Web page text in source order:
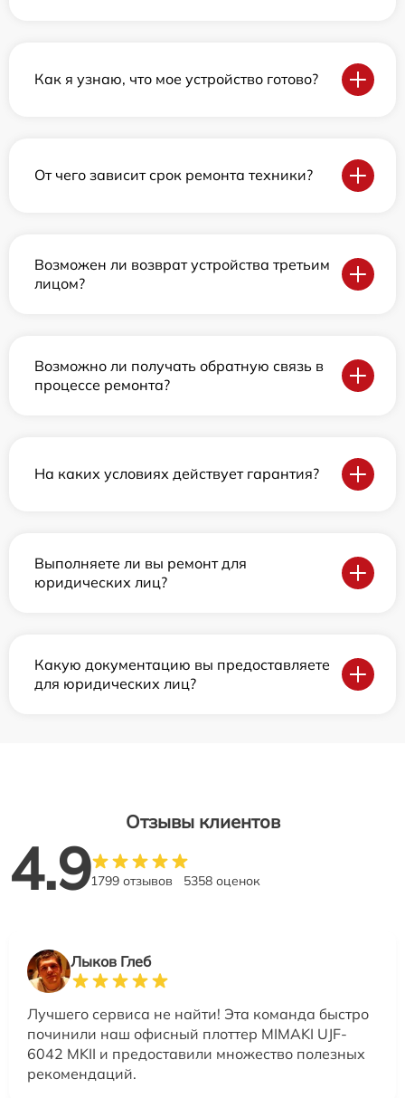
Как я узнаю, что мое устройство готово?
От чего зависит срок ремонта техники?
Возможен ли возврат устройства третьим
лицом?
Возможно ли получать обратную связь в
процессе ремонта?
На каких условиях действует гарантия?
Выполняете ли вы ремонт для
юридических лиц?
Какую документацию вы предоставляете
для юридических лиц?
Отзывы клиентов
4.91799 отзывов 5358 оценок
Лыков Глеб
Лучшего сервиса не найти! Эта команда быстро
починили наш офисный плоттер MIMAKI UJF-
6042 MKII и предоставили множество полезных
рекомендаций.